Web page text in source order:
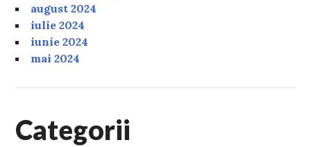
august 2024
iulie 2024
iunie 2024
mai 2024
Categorii